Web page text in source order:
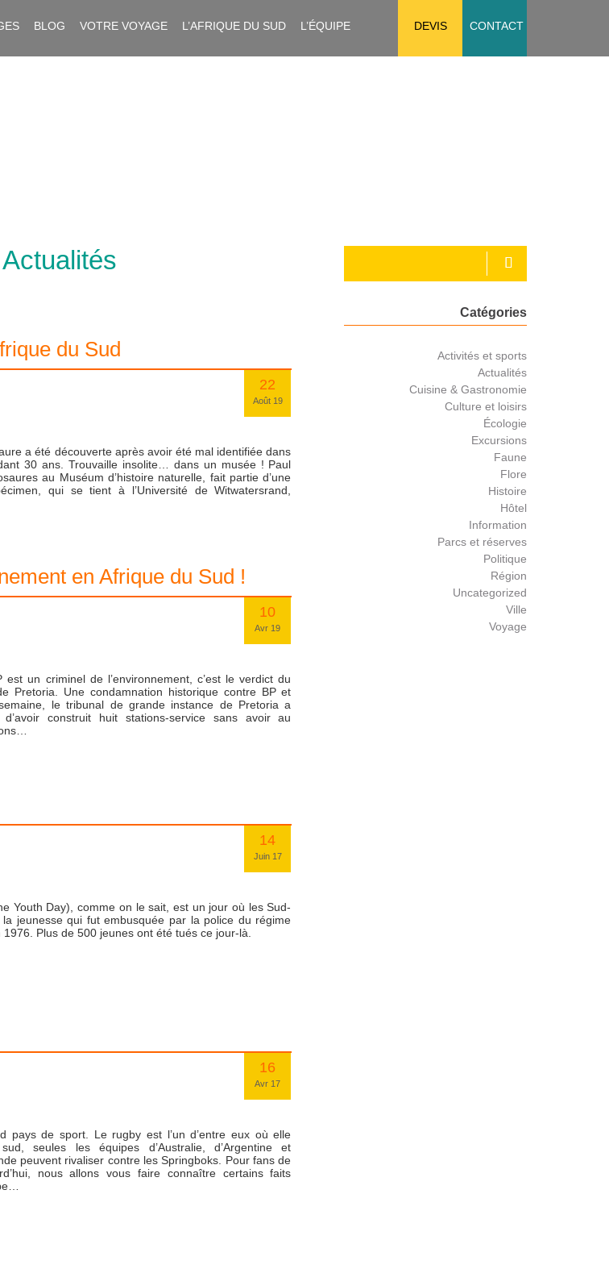
BLOG VOTRE VOYAGE L’AFRIQUE DU SUD L’ÉQUIPE DEVIS CONTACT
du Sud
22
Août 19
a été découverte après avoir été mal identifiée dans
30 ans. Trouvaille insolite… dans un musée ! Paul
au Muséum d’histoire naturelle, fait partie d’une
qui se tient à l’Université de Witwatersrand,
en Afrique du Sud !
10
Avr 19
un criminel de l’environnement, c’est le verdict du
Pretoria. Une condamnation historique contre BP et
le tribunal de grande instance de Pretoria a
construit huit stations-service sans avoir au
14
Juin 17
Youth Day), comme on le sait, est un jour où les Sud-
jeunesse qui fut embusquée par la police du régime
Plus de 500 jeunes ont été tués ce jour-là.
16
Avr 17
pays de sport. Le rugby est l’un d’entre eux où elle
seules les équipes d’Australie, d’Argentine et
peuvent rivaliser contre les Springboks. Pour fans de
nous allons vous faire connaître certains faits
Catégories
Activités et sports
Actualités
Cuisine & Gastronomie
Culture et loisirs
Écologie
Excursions
Faune
Flore
Histoire
Hôtel
Information
Parcs et réserves
Politique
Région
Uncategorized
Ville
Voyage